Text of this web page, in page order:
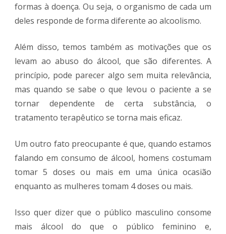
formas à doença. Ou seja, o organismo de cada um
deles responde de forma diferente ao alcoolismo.
Além disso, temos também as motivações que os
levam ao abuso do álcool, que são diferentes. A
princípio, pode parecer algo sem muita relevância,
mas quando se sabe o que levou o paciente a se
tornar dependente de certa substância, o
tratamento terapêutico se torna mais eficaz.
Um outro fato preocupante é que, quando estamos
falando em consumo de álcool, homens costumam
tomar 5 doses ou mais em uma única ocasião
enquanto as mulheres tomam 4 doses ou mais.
Isso quer dizer que o público masculino consome
mais álcool do que o público feminino e,